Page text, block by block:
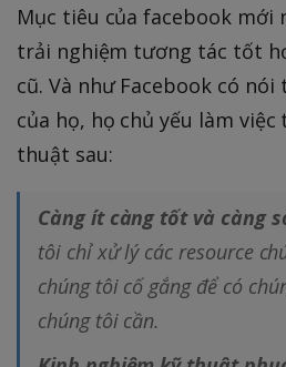
Mục tiêu của facebook mới
trải nghiệm tương tác tốt
cũ. Và như Facebook có
của họ, họ chủ yếu làm
thuật sau:
Càng ít càng tốt và càng
tôi chỉ xử lý các resource
chúng tôi cố gắng để có
chúng tôi cần.